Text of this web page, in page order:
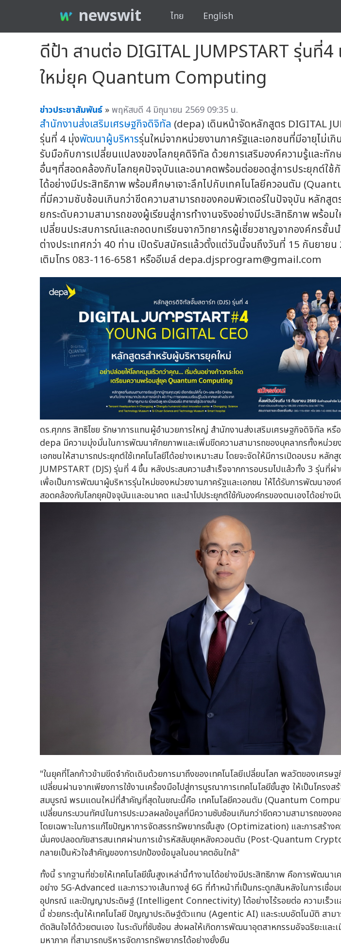
newswit ไทย English
ดีป้า สานต่อ DIGITAL JUMPSTART รุ่นที่
ใหม่ยุค Quantum Computing
ข่าวประชาสัมพันธ์ »พฤหัสบดี 4 มิถุนายน 2569 09:35 น.
สำนักงานส่งเสริมเศรษฐกิจดิจิทัล (depa) เดินหน้าจัดหลักสูตร DIGITAL
รุ่นที่ 4 มุ่งพัฒนาผู้บริหารรุ่นใหม่จากหน่วยงานภาครัฐและเอกชนที่มีอายุไม่เ
รับมือกับการเปลี่ยนแปลงของโลกยุคดิจิทัล ด้วยการเสริมองค์ความรู้และทัก
อื่นๆที่สอดคล้องกับโลกยุคปัจจุบันและอนาคตพร้อมต่อยอดสู่การประยุกต์ใช้
ได้อย่างมีประสิทธิภาพ พร้อมศึกษาเจาะลึกไปกับเทคโนโลยีควอนตัม
ที่มีความซับซ้อนเกินกว่าขีดความสามารถของคอมพิวเตอร์ในปัจจุบัน หลักสูต
ยกระดับความสามารถของผู้เรียนสู่การทำงานจริงอย่างมีประสิทธิภาพ พร้อม
เปลี่ยนประสบการณ์และถอดบทเรียนจากวิทยากรผู้เชี่ยวชาญจากองค์กรชั้นน
ต่างประเทศกว่า 40 ท่าน เปิดรับสมัครแล้วตั้งแต่วันนี้จนถึงวันที่ 15 กันยาย
เติมโทร 083-116-6581 หรืออีเมล์ depa.djsprogram@gmail.com
ดร.ศุภกร สิทธิไชย รักษาการแทนผู้อำนวยการใหญ่ สำนักงานส่งเสริมเศรษฐกิจดิจิทัล หรื
depa มีความมุ่งมั่นในการพัฒนาศักยภาพและเพิ่มขีดความสามารถของบุคลากรทั้งหน่วย
เอกชนให้สามารถประยุกต์ใช้เทคโนโลยีได้อย่างเหมาะสม โดยจะจัดให้มีการเปิดอบรม หลั
JUMPSTART (DJS) รุ่นที่ 4 ขึ้น หลังประสบความสำเร็จจากการอบรมไปแล้วทั้ง 3 รุ่นที่
เพื่อเป็นการพัฒนาผู้บริหารรุ่นใหม่ของหน่วยงานภาครัฐและเอกชน ให้ได้รับการพัฒนาอง
สอดคล้องกับโลกยุคปัจจุบันและอนาคต และนำไปประยุกต์ใช้กับองค์กรของตนเองได้อย่าง
"ในยุคที่โลกก้าวข้ามขีดจำกัดเดิมด้วยการมาถึงของเทคโนโลยีเปลี่ยนโลก พลวัตของเศรษ
เปลี่ยนผ่านจากเพียงการใช้งานเครื่องมือไปสู่การบูรณาการเทคโนโลยีขั้นสูง ให้เป็นโครง
สมบูรณ์ พรมแดนใหม่ที่สำคัญที่สุดในขณะนี้คือ เทคโนโลยีควอนตัม (Quantum
เปลี่ยนกระบวนทัศน์ในการประมวลผลข้อมูลที่มีความซับซ้อนเกินกว่าขีดความสามารถของ
โดยเฉพาะในการแก้ไขปัญหาการจัดสรรทรัพยากรขั้นสูง (Optimization) และการสร้าง
มั่นคงปลอดภัยสารสนเทศผ่านการเข้ารหัสลับยุคหลังควอนตัม (Post-Quantum
กลายเป็นหัวใจสำคัญของการปกป้องข้อมูลในอนาคตอันใกล้"
ทั้งนี้ รากฐานที่ช่วยให้เทคโนโลยีขั้นสูงเหล่านี้ทำงานได้อย่างมีประสิทธิภาพ คือการพัฒนาเ
อย่าง 5G-Advanced และการวางเส้นทางสู่ 6G ที่ทำหน้าที่เป็นกระดูกสันหลังในการเชื่อ
อุปกรณ์ และปัญญาประดิษฐ์ (Intelligent Connectivity) ได้อย่างไร้รอยต่อ ความเร็วแ
นี้ ช่วยกระตุ้นให้เทคโนโลยี ปัญญาประดิษฐ์ตัวแทน (Agentic AI) และระบบอัตโนมัติ สามา
ตัดสินใจได้ด้วยตนเอง ในระดับที่ซับซ้อน ส่งผลให้เกิดการพัฒนาอุตสาหกรรมอัจฉริยะและเ
มหาภาค ที่สามารถบริหารจัดการทรัพยากรได้อย่างยั่งยืน